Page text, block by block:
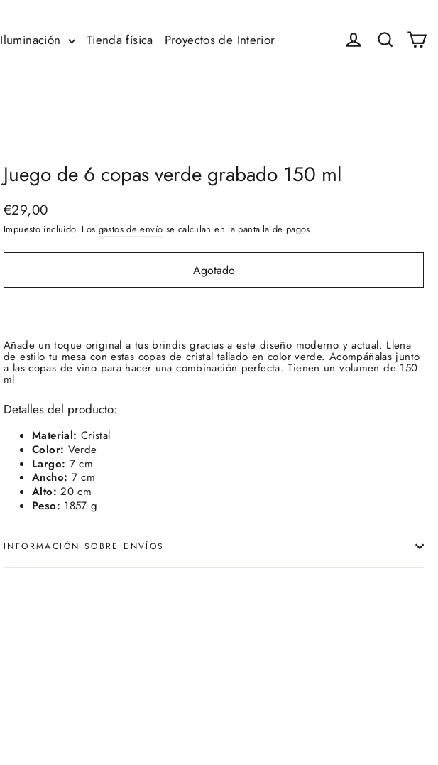
Iluminación Tienda física Proyectos de Interior Iniciar sesión
Buscar
Juego de 6 copas verde grabado 150 ml
Precio
habitual
€29,00
Impuesto incluido. Los gastos de envío se calculan en la pantalla de pagos.
Agotado
Añade un toque original a tus brindis gracias a este diseño moderno y actual. Llena
de estilo tu mesa con estas copas de cristal tallado en color verde. Acompáñalas junto
a las copas de vino para hacer una combinación perfecta. Tienen un volumen de 150
ml
Detalles del producto:
Material: Cristal
Color: Verde
Largo: 7 cm
Ancho: 7 cm
Alto: 20 cm
Peso: 1857 g
INFORMACIÓN SOBRE ENVÍOS